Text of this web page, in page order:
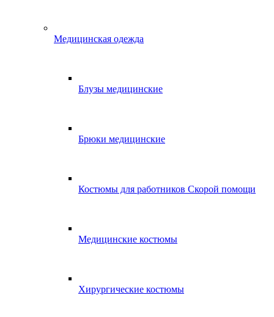
Медицинская одежда
Блузы медицинские
Брюки медицинские
Костюмы для работников Скорой помощи
Медицинские костюмы
Хирургические костюмы